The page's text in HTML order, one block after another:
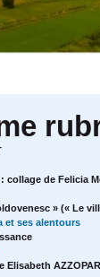
collage de Felicia
» (« Le
et ses alentours
Elisabeth